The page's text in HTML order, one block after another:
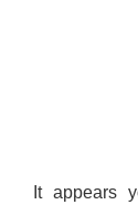
It appears